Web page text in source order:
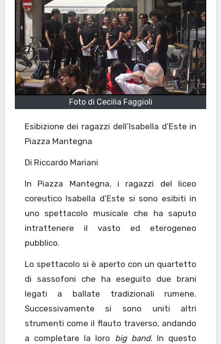
Foto di Cecilia Faggioli
Esibizione dei ragazzi dell’Isabella d’Este in
Piazza Mantegna
Di Riccardo Mariani
In Piazza Mantegna, i ragazzi del liceo
coreutico Isabella d’Este si sono esibiti in
uno spettacolo musicale che ha saputo
intrattenere il vasto ed eterogeneo
pubblico.
Lo spettacolo si è aperto con un quartetto
di sassofoni che ha eseguito due brani
legati a ballate tradizionali rumene.
Successivamente si sono uniti altri
strumenti come il flauto traverso, andando
a completare la loro big band. In questo